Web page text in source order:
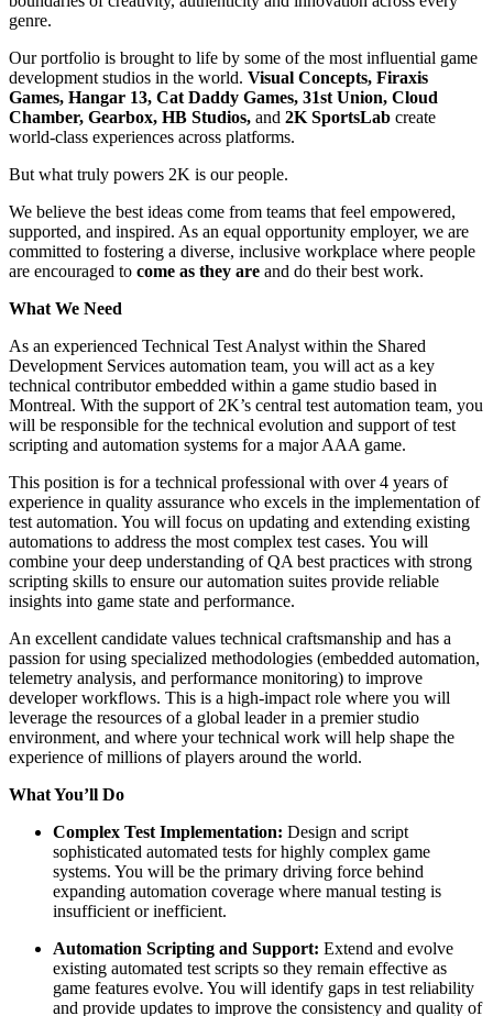
genre.
Our portfolio is brought to life by some of the most influential game
development studios in the world. Visual Concepts, Firaxis
Games, Hangar 13, Cat Daddy Games, 31st Union, Cloud
Chamber, Gearbox, HB Studios, and 2K SportsLab create
world-class experiences across platforms.
But what truly powers 2K is our people.
We believe the best ideas come from teams that feel empowered,
supported, and inspired. As an equal opportunity employer, we are
committed to fostering a diverse, inclusive workplace where people
are encouraged to come as they are and do their best work.
What We Need
As an experienced Technical Test Analyst within the Shared
Development Services automation team, you will act as a key
technical contributor embedded within a game studio based in
Montreal. With the support of 2K’s central test automation team, you
will be responsible for the technical evolution and support of test
scripting and automation systems for a major AAA game.
This position is for a technical professional with over 4 years of
experience in quality assurance who excels in the implementation of
test automation. You will focus on updating and extending existing
automations to address the most complex test cases. You will
combine your deep understanding of QA best practices with strong
scripting skills to ensure our automation suites provide reliable
insights into game state and performance.
An excellent candidate values technical craftsmanship and has a
passion for using specialized methodologies (embedded automation,
telemetry analysis, and performance monitoring) to improve
developer workflows. This is a high-impact role where you will
leverage the resources of a global leader in a premier studio
environment, and where your technical work will help shape the
experience of millions of players around the world.
What You’ll Do
Complex Test Implementation: Design and script
sophisticated automated tests for highly complex game
systems. You will be the primary driving force behind
expanding automation coverage where manual testing is
insufficient or inefficient.
Automation Scripting and Support: Extend and evolve
existing automated test scripts so they remain effective as
game features evolve. You will identify gaps in test reliability
and provide updates to improve the consistency and quality of